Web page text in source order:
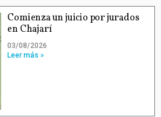
Comienza un juicio por jurados
en Chajarí
03/08/2026
Leer más »